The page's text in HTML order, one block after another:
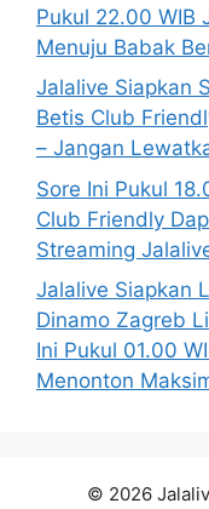
Pukul 22.00 WIB
Menuju Babak
Jalalive Siapkan
Betis Club
– Jangan
Sore Ini Pukul
Club Friendly
Streaming
Jalalive Siapkan
Dinamo Zagreb
Ini Pukul 01.00
Menonton
© 2026